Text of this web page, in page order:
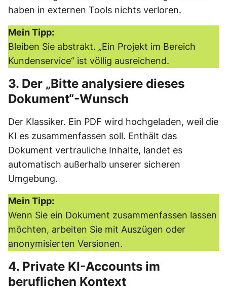
haben in externen Tools nichts verloren.
Mein Tipp:
Bleiben Sie abstrakt. „Ein Projekt im Bereich
Kundenservice“ ist völlig ausreichend.
3. Der „Bitte analysiere dieses
Dokument“-Wunsch
Der Klassiker. Ein PDF wird hochgeladen, weil die
KI es zusammenfassen soll. Enthält das
Dokument vertrauliche Inhalte, landet es
automatisch außerhalb unserer sicheren
Umgebung.
Mein Tipp:
Wenn Sie ein Dokument zusammenfassen lassen
möchten, arbeiten Sie mit Auszügen oder
anonymisierten Versionen.
4. Private KI-Accounts im
beruflichen Kontext